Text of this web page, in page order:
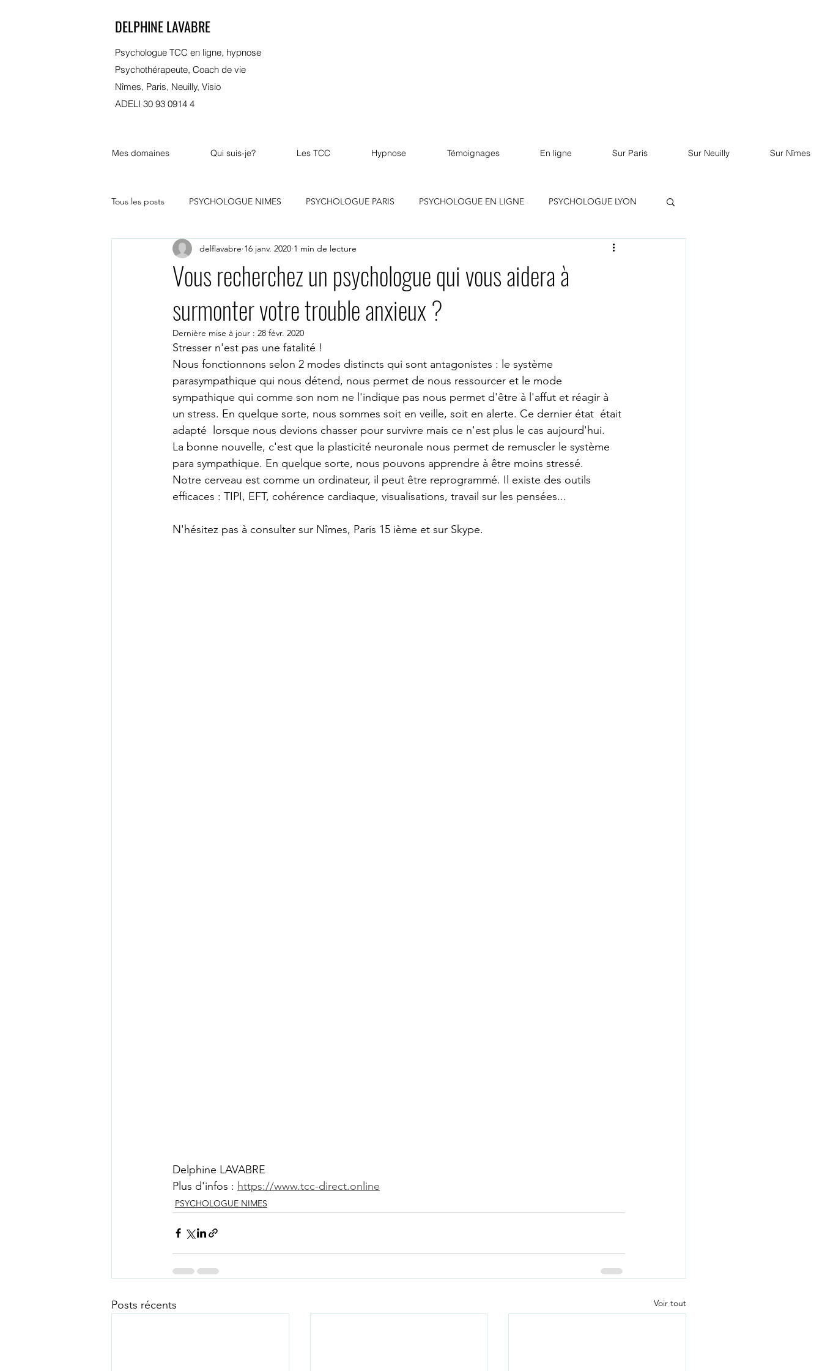
DELPHINE LAVABRE
Psychologue TCC en ligne, hypnose
Psychothérapeute, Coach de vie
Nîmes, Paris, Neuilly, Visio
ADELI 30 93 0914 4
Mes domaines Qui suis-je? Les TCC Hypnose Témoignages En ligne Sur Paris Sur Neuilly Sur Nîmes
Tous les posts PSYCHOLOGUE NIMES PSYCHOLOGUE PARIS PSYCHOLOGUE EN LIGNE PSYCHOLOGUE LYON
psychologue bordeaux marseille PSYCHOLOGUE MARSEILLE
PSYCHOLOGUE TOULOUSE PSYCHOLOGUE VISIO PSYCHOLOGUE SKYPE
Thérapie en ligne Psychologue Nimes
PSYCHOLOGUE PARIS 15 PSYCHOLOGUE PARIS 14 PSYCHOLOGUE psychologue expatrié coach de vie
Psychothérapeute visio psychologue sydney PYSCHOLOGUE New York psychologue uzes psychologue paris16
thérapie de groupe groupe gestion du stress groupe gestion du stress TCC
Vous recherchez un psychologue qui vous aidera à
surmonter votre trouble anxieux ?
delflavabre 16 janv. 2020 1 min de lecture
Dernière mise à jour : 28 févr. 2020
Stresser n'est pas une fatalité !
Nous fonctionnons selon 2 modes distincts qui sont antagonistes : le système
parasympathique qui nous détend, nous permet de nous ressourcer et le mode
sympathique qui comme son nom ne l'indique pas nous permet d'être à l'affut et réagir à
un stress. En quelque sorte, nous sommes soit en veille, soit en alerte. Ce dernier état  était
adapté  lorsque nous devions chasser pour survivre mais ce n'est plus le cas aujourd'hui.
La bonne nouvelle, c'est que la plasticité neuronale nous permet de remuscler le système
para sympathique. En quelque sorte, nous pouvons apprendre à être moins stressé.
Notre cerveau est comme un ordinateur, il peut être reprogrammé. Il existe des outils
efficaces : TIPI, EFT, cohérence cardiaque, visualisations, travail sur les pensées...
N'hésitez pas à consulter sur Nîmes, Paris 15 ième et sur Skype.
Delphine LAVABRE
Plus d'infos : https://www.tcc-direct.online
PSYCHOLOGUE NIMES
Posts récents Voir tout